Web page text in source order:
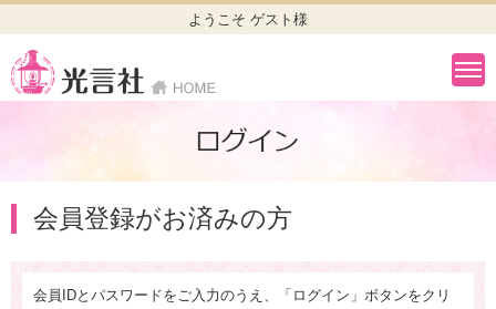
ようこそ ゲスト様
会員登録がお済みの方
会員IDとパスワードをご入力のうえ、「ログイン」ボタンをクリ